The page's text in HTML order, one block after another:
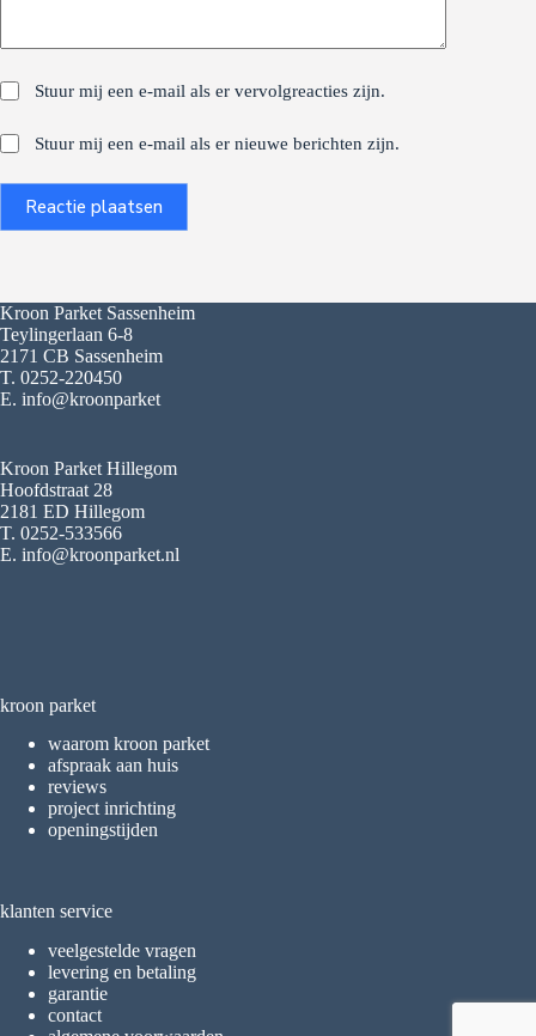
Stuur mij een e-mail als er vervolgreacties zijn.
Stuur mij een e-mail als er nieuwe berichten zijn.
Reactie plaatsen
Kroon Parket Sassenheim
Teylingerlaan 6-8
2171 CB Sassenheim
T. 0252-220450
E. info@kroonparket
Kroon Parket Hillegom
Hoofdstraat 28
2181 ED Hillegom
T. 0252-533566
E. info@kroonparket.nl
kroon parket
waarom kroon parket
afspraak aan huis
reviews
project inrichting
openingstijden
klanten service
veelgestelde vragen
levering en betaling
garantie
contact